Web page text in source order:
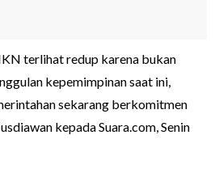
terlihat redup karena bukan
kepemimpinan saat ini,
sekarang berkomitmen
kepada Suara.com, Senin